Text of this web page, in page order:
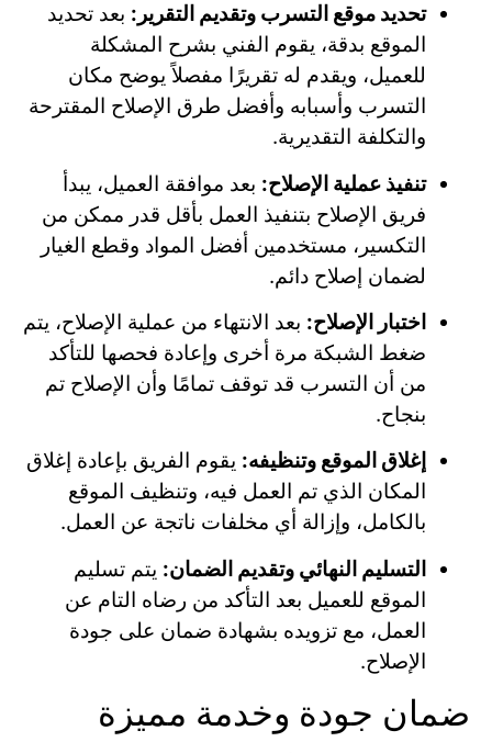
تحديد موقع التسرب وتقديم التقرير: بعد تحديد
الموقع بدقة، يقوم الفني بشرح المشكلة
للعميل، ويقدم له تقريرًا مفصلاً يوضح مكان
التسرب وأسبابه وأفضل طرق الإصلاح المقترحة
والتكلفة التقديرية.
تنفيذ عملية الإصلاح: بعد موافقة العميل، يبدأ
فريق الإصلاح بتنفيذ العمل بأقل قدر ممكن من
التكسير، مستخدمين أفضل المواد وقطع الغيار
لضمان إصلاح دائم.
اختبار الإصلاح: بعد الانتهاء من عملية الإصلاح، يتم
ضغط الشبكة مرة أخرى وإعادة فحصها للتأكد
من أن التسرب قد توقف تمامًا وأن الإصلاح تم
بنجاح.
إغلاق الموقع وتنظيفه: يقوم الفريق بإعادة إغلاق
المكان الذي تم العمل فيه، وتنظيف الموقع
بالكامل، وإزالة أي مخلفات ناتجة عن العمل.
التسليم النهائي وتقديم الضمان: يتم تسليم
الموقع للعميل بعد التأكد من رضاه التام عن
العمل، مع تزويده بشهادة ضمان على جودة
الإصلاح.
ضمان جودة وخدمة مميزة